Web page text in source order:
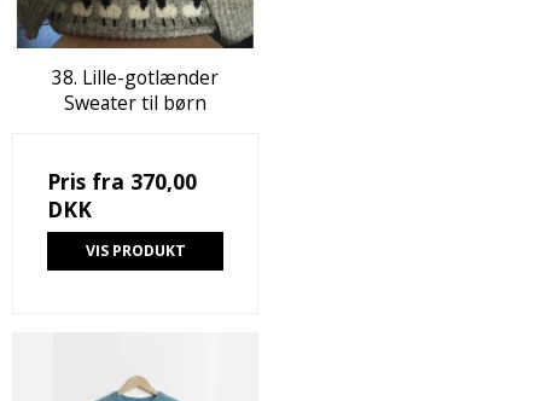
38. Lille-gotlænder
Sweater til børn
Pris fra 370,00
DKK
VIS PRODUKT